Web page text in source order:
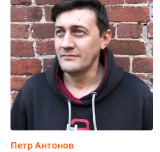
Петр Антонов